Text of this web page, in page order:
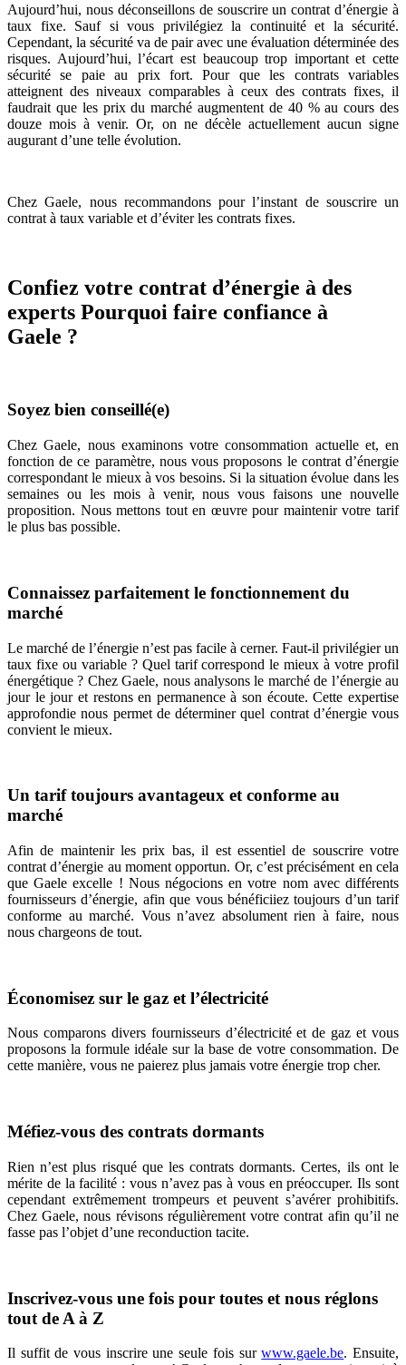
Aujourd’hui, nous déconseillons de souscrire un contrat d’énergie à
taux fixe. Sauf si vous privilégiez la continuité et la sécurité.
Cependant, la sécurité va de pair avec une évaluation déterminée des
risques. Aujourd’hui, l’écart est beaucoup trop important et cette
sécurité se paie au prix fort. Pour que les contrats variables
atteignent des niveaux comparables à ceux des contrats fixes, il
faudrait que les prix du marché augmentent de 40 % au cours des
douze mois à venir. Or, on ne décèle actuellement aucun signe
augurant d’une telle évolution.
Chez Gaele, nous recommandons pour l’instant de souscrire un
contrat à taux variable et d’éviter les contrats fixes.
Confiez votre contrat d’énergie à des
experts Pourquoi faire confiance à
Gaele ?
Soyez bien conseillé(e)
Chez Gaele, nous examinons votre consommation actuelle et, en
fonction de ce paramètre, nous vous proposons le contrat d’énergie
correspondant le mieux à vos besoins. Si la situation évolue dans les
semaines ou les mois à venir, nous vous faisons une nouvelle
proposition. Nous mettons tout en œuvre pour maintenir votre tarif
le plus bas possible.
Connaissez parfaitement le fonctionnement du
marché
Le marché de l’énergie n’est pas facile à cerner. Faut-il privilégier un
taux fixe ou variable ? Quel tarif correspond le mieux à votre profil
énergétique ? Chez Gaele, nous analysons le marché de l’énergie au
jour le jour et restons en permanence à son écoute. Cette expertise
approfondie nous permet de déterminer quel contrat d’énergie vous
convient le mieux.
Un tarif toujours avantageux et conforme au
marché
Afin de maintenir les prix bas, il est essentiel de souscrire votre
contrat d’énergie au moment opportun. Or, c’est précisément en cela
que Gaele excelle ! Nous négocions en votre nom avec différents
fournisseurs d’énergie, afin que vous bénéficiiez toujours d’un tarif
conforme au marché. Vous n’avez absolument rien à faire, nous
nous chargeons de tout.
Économisez sur le gaz et l’électricité
Nous comparons divers fournisseurs d’électricité et de gaz et vous
proposons la formule idéale sur la base de votre consommation. De
cette manière, vous ne paierez plus jamais votre énergie trop cher.
Méfiez-vous des contrats dormants
Rien n’est plus risqué que les contrats dormants. Certes, ils ont le
mérite de la facilité : vous n’avez pas à vous en préoccuper. Ils sont
cependant extrêmement trompeurs et peuvent s’avérer prohibitifs.
Chez Gaele, nous révisons régulièrement votre contrat afin qu’il ne
fasse pas l’objet d’une reconduction tacite.
Inscrivez-vous une fois pour toutes et nous réglons
tout de A à Z
Il suffit de vous inscrire une seule fois surwww.gaele.be. Ensuite,